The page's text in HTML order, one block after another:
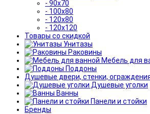
- 90x70
- 100x80
- 120x80
- 120x120
Товары со скидкой
Унитазы
Раковины
Мебель для
Поддоны
Душевые двери, стенки,
Душевые уголки
Ванны
Панели и стойки
Бренды